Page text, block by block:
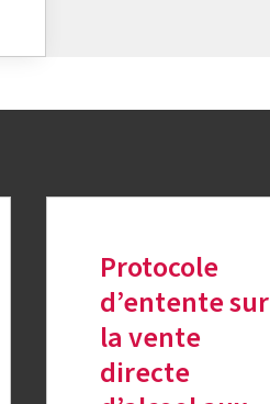
Protocole
d’entente sur
la vente
directe